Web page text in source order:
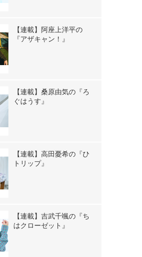
【連載】阿座上洋平の
『アザキャン！』
【連載】桑原由気の『ろ
ぐはうす』
【連載】高田憂希の『ひ
トリップ』
【連載】吉武千颯の『ち
はクローゼット』